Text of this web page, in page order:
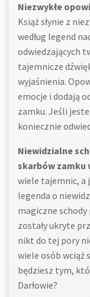
Niezwykłe
Książ słynie z
według legend
odwiedzających
tajemnicze
wyjaśnienia.
emocje i dodają
zamku. Jeśli
koniecznie
Niewidzialne
skarbów zamku
wiele tajemnic, a
legenda o
magiczne
zostały ukryte
nikt do tej pory
wiele osób wciąż
będziesz tym,
Darłowie?